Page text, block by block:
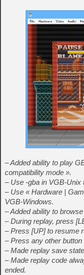
– Added ability to play
compatibility mode ».
– Use -gba in VGB-Unix
– Use « Hardware |
VGB-Windows.
– Added ability to
– During replay, press
– Press [UP] to resume
– Press any other
– Made replay save
– Made replay code
ended.